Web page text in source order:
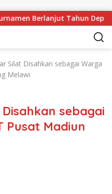
Berlanjut Tahun Depan
Silat Disahkan sebagai Warga
Melawi
sebagai
Pusat Madiun